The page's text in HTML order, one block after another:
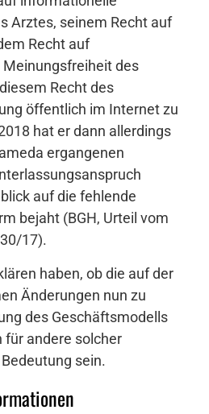
Arztes, seinem Recht auf
Recht auf
des
Recht des
öffentlich im Internet zu
hat er dann allerdings
ergangenen
auf die fehlende
bejaht (BGH, Urteil vom
17).
haben, ob die auf der
Änderungen nun zu
des Geschäftsmodells
für andere solcher
sein.